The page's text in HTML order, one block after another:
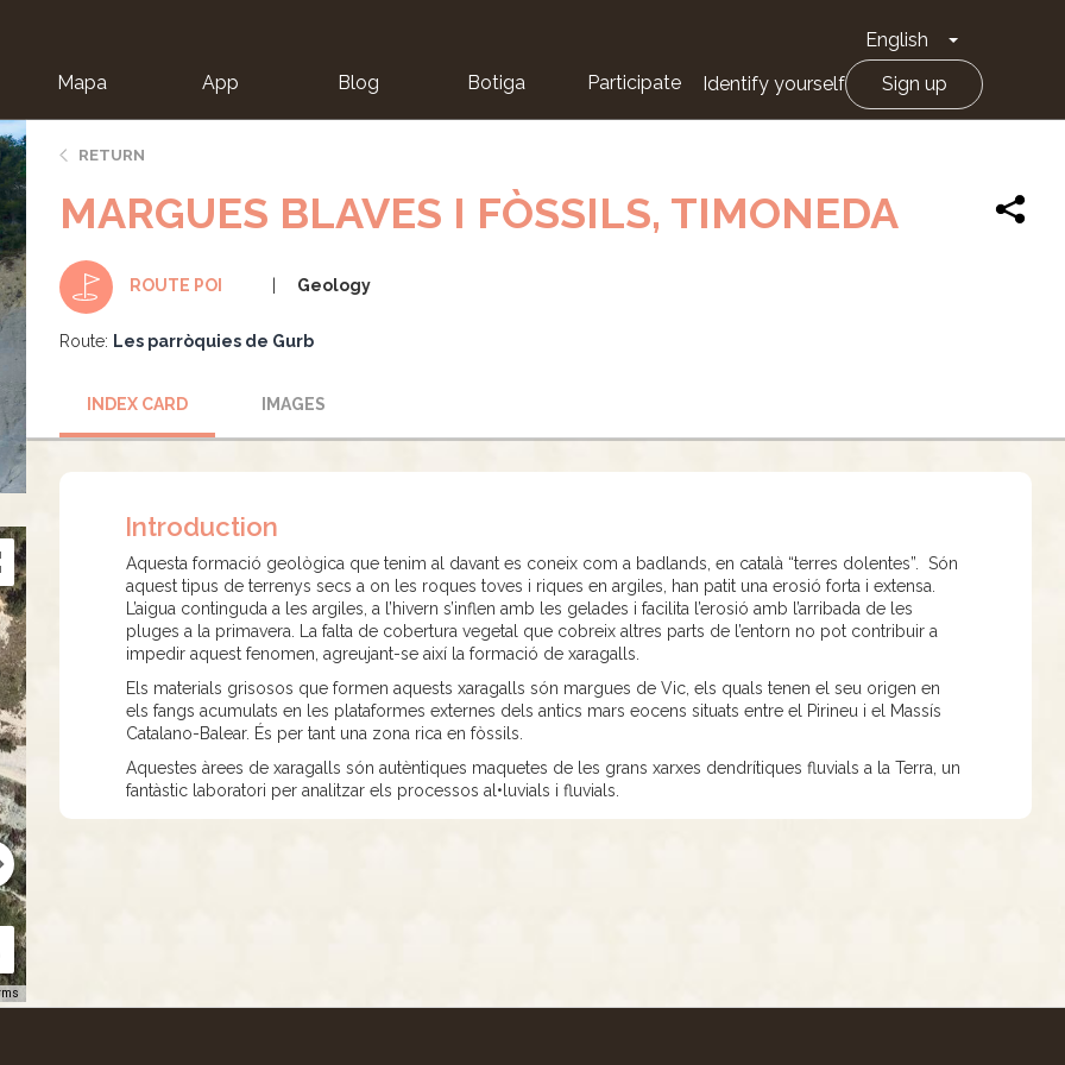
English Toggle
Mapa App Blog Botiga Participate Identify yourself Sign up
RETURN
MARGUES BLAVES I FÒSSILS, TIMONEDA
ROUTE POI Geology
Route: Les parròquies de Gurb
INDEX CARD IMAGES
Introduction
Aquesta formació geològica que tenim al davant es coneix com a badlands, en català “terres dolentes”. Són
aquest tipus de terrenys secs a on les roques toves i riques en argiles, han patit una erosió forta i extensa.
L’aigua continguda a les argiles, a l’hivern s’inflen amb les gelades i facilita l’erosió amb l’arribada de les
pluges a la primavera. La falta de cobertura vegetal que cobreix altres parts de l’entorn no pot contribuir a
impedir aquest fenomen, agreujant-se així la formació de xaragalls.
Els materials grisosos que formen aquests xaragalls són margues de Vic, els quals tenen el seu origen en
els fangs acumulats en les plataformes externes dels antics mars eocens situats entre el Pirineu i el Massís
Catalano-Balear. És per tant una zona rica en fòssils.
Aquestes àrees de xaragalls són autèntiques maquetes de les grans xarxes dendrítiques fluvials a la Terra, un
fantàstic laboratori per analitzar els processos al•luvials i fluvials.